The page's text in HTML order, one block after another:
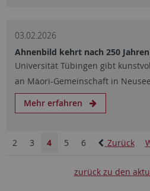
03.02.2026
Ahnenbild kehrt nach 250
Universität Tübingen gibt
an Māori-Gemeinschaft in
Mehr erfahren
Zurück
2 3 4 5 6
zurück zu den